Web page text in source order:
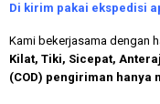
Di kirim pakai ekspedisi
Kami bekerjasama dengan
Kilat, Tiki, Sicepat,
(COD) pengiriman hanya